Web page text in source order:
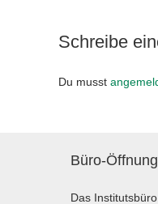
Schreibe
Du musst
Büro-
Das